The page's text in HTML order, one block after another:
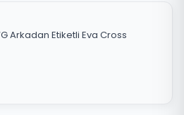
Arkadan Etiketli Eva Cross